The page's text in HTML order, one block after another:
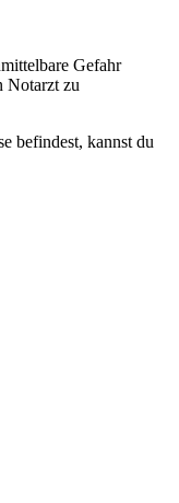
Gefahr
Notarzt zu
befindest, kannst du